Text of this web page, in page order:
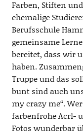
Farben, Stiften
ehemalige
Berufsschule
gemeinsame
bereitet, dass wir
haben.
Truppe und das
bunt sind auch
my crazy me“.
farbenfrohe Acrl-
Fotos wunderbar